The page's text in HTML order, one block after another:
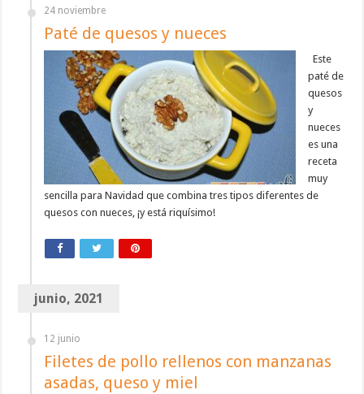
24 noviembre
Paté de quesos y nueces
Este
paté de
quesos
y
nueces
es una
receta
muy
sencilla para Navidad que combina tres tipos diferentes de
quesos con nueces, ¡y está riquísimo!
junio, 2021
12 junio
Filetes de pollo rellenos con manzanas
asadas, queso y miel